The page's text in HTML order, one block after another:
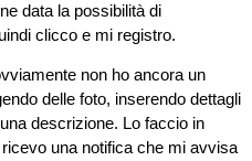
data la possibilità di
clicco e mi registro.
non ho ancora un
delle foto, inserendo dettagli
descrizione. Lo faccio in
una notifica che mi avvisa